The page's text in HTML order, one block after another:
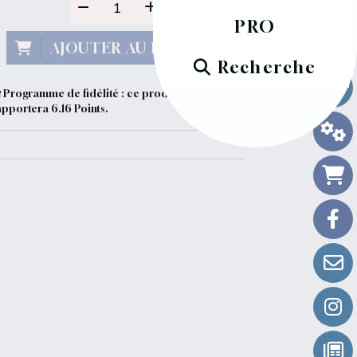
PRO
Recherche
AJOUTER AU PANIER
Programme de fidélité : ce produit vous
6.16 Points.